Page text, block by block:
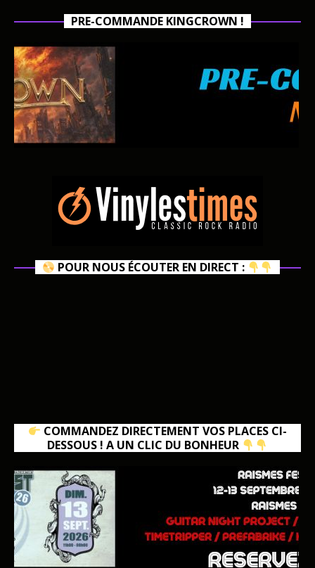
PRE-COMMANDE KINGCROWN !
POUR NOUS ÉCOUTER EN DIRECT :
COMMANDEZ DIRECTEMENT VOS PLACES CI-
DESSOUS ! A UN CLIC DU BONHEUR